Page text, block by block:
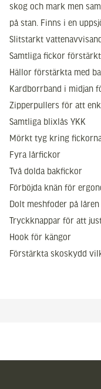
skog och mark men
på stan. Finns i en
Slitstarkt
Samtliga fickor
Hällor förstärkta med
Kardborrband i midjan
Zipperpullers för att
Samtliga blixlås YKK
Mörkt tyg kring
Fyra lårfickor
Två dolda bakfickor
Förböjda knän för
Dolt meshfoder på
Tryckknappar för att
Hook för kängor
Förstärkta skoskydd